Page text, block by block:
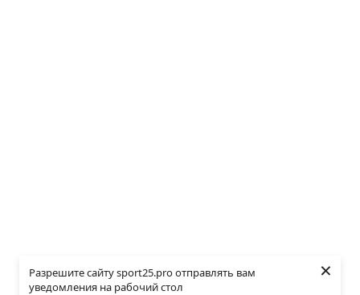
Разрешите сайту sport25.pro отправлять вам
уведомления на рабочий стол
×